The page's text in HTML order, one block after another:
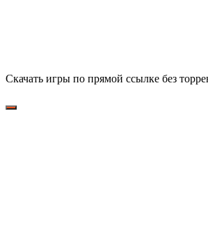
Скачать игры по прямой ссылке без